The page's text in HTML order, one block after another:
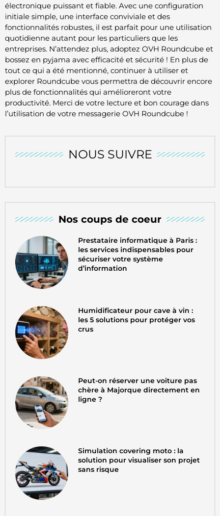
NOUS SUIVRE
Nos coups de coeur
Prestataire informatique à Paris :
les services indispensables pour
sécuriser votre système
d’information
Humidificateur pour cave à vin :
les 5 solutions pour protéger vos
crus
Peut-on réserver une voiture pas
chère à Majorque directement en
ligne ?
Simulation covering moto : la
solution pour visualiser son projet
sans risque
électronique puissant et fiable. Avec une configuration
initiale simple, une interface conviviale et des
fonctionnalités robustes, il est parfait pour une utilisation
quotidienne autant pour les particuliers que les
entreprises. N’attendez plus, adoptez OVH Roundcube et
bossez en pyjama avec efficacité et sécurité ! En plus de
tout ce qui a été mentionné, continuer à utiliser et
explorer Roundcube vous permettra de découvrir encore
plus de fonctionnalités qui amélioreront votre
productivité. Merci de votre lecture et bon courage dans
l’utilisation de votre messagerie OVH Roundcube !